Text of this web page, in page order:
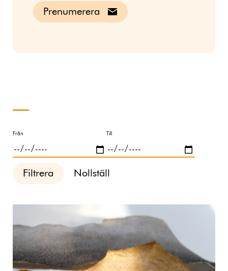
Prenumerera
Från Till
Filtrera Nollställ